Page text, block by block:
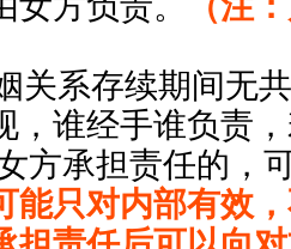
关系存续期间无
，谁经手谁负责
方承担责任的，
能只对内部有效